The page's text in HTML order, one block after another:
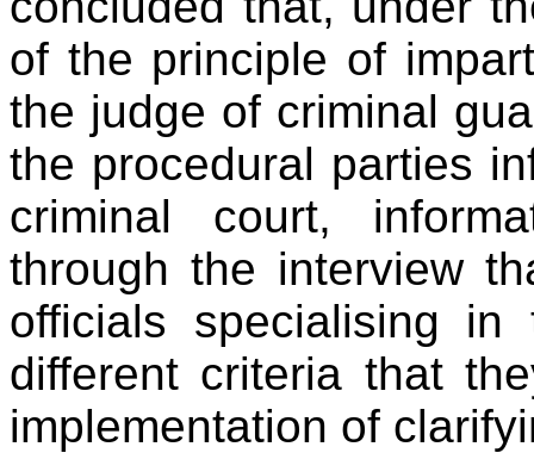
of the principle of
the judge of criminal
the procedural parties
criminal court,
through the interview
officials specialising
different criteria that
implementation of